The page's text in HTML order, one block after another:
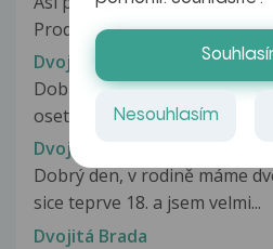
Prodělal jsem vyšetření...
Dvojí výplň zubu
Dobry den, dnes jsem
osetreni stolicky nahore. Vse...
Dvojitá brada
Dobrý den, v rodině máme
sice teprve 18. a jsem velmi...
Dvojitá Brada
Nesouhlasím